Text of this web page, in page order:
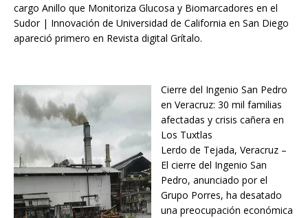
cargo Anillo que Monitoriza Glucosa y Biomarcadores en el
Sudor | Innovación de Universidad de California en San Diego
apareció primero en Revista digital Grítalo.
Cierre del Ingenio San Pedro
en Veracruz: 30 mil familias
afectadas y crisis cañera en
Los Tuxtlas
Lerdo de Tejada, Veracruz –
El cierre del Ingenio San
Pedro, anunciado por el
Grupo Porres, ha desatado
una preocupación económica